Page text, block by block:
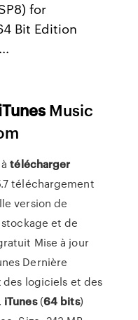
for
Bit Edition
Music
àtélécharger
téléchargement
version de
et de
Mise à jour
Dernière
des logiciels et des
iTunes(64 bits)